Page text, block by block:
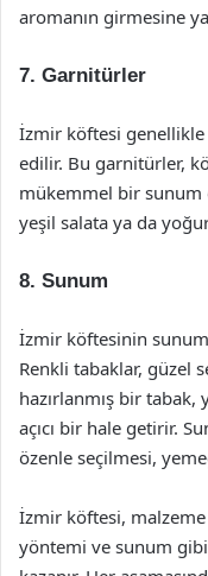
aromanın girmesine
7. Garnitürler
İzmir köftesi genellikle
edilir. Bu garnitürler,
mükemmel bir sunum
yeşil salata ya da
8. Sunum
İzmir köftesinin
Renkli tabaklar, güzel
hazırlanmış bir
açıcı bir hale getirir.
özenle seçilmesi,
İzmir köftesi,
yöntemi ve sunum